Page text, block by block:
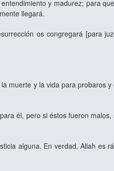
y madurez; para
llegará.
os congregará [para
muerte y la vida para probaros
él, pero si éstos fueron
alguna. En verdad, Allah es